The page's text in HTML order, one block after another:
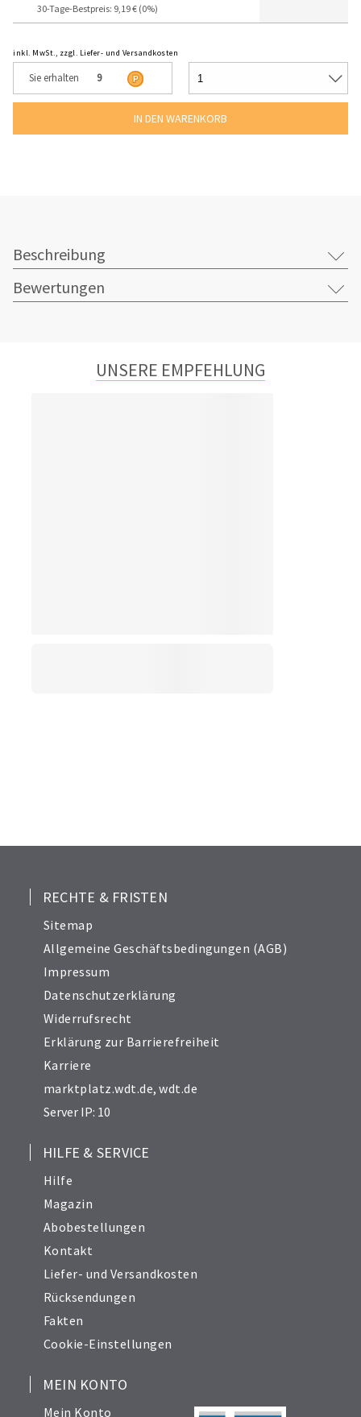
30-Tage-Bestpreis: 9,19 € (0%)
inkl. MwSt., zzgl. Liefer- und Versandkosten
Sie erhalten 9
Beschreibung
Bewertungen
UNSERE EMPFEHLUNG
RECHTE & FRISTEN
Sitemap
Allgemeine Geschäftsbedingungen (AGB)
Impressum
Datenschutzerklärung
Widerrufsrecht
Erklärung zur Barrierefreiheit
Karriere
marktplatz.wdt.de,wdt.de
Server IP: 10
HILFE & SERVICE
Hilfe
Magazin
Abobestellungen
Kontakt
Liefer- und Versandkosten
Rücksendungen
Fakten
Cookie-Einstellungen
MEIN KONTO
Mein Konto